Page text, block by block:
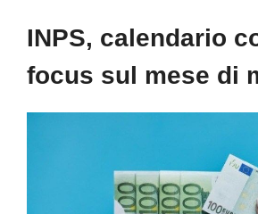
INPS, calendario
focus sul mese di